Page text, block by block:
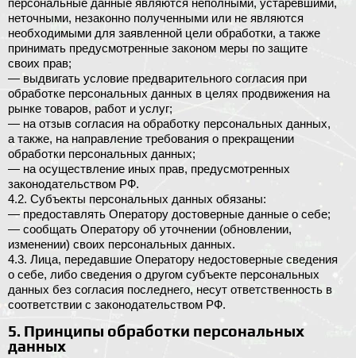
персональные данные являются неполными, устаревшими,
неточными, незаконно полученными или не являются
необходимыми для заявленной цели обработки, а также
принимать предусмотренные законом меры по защите
своих прав;
— выдвигать условие предварительного согласия при
обработке персональных данных в целях продвижения на
рынке товаров, работ и услуг;
— на отзыв согласия на обработку персональных данных,
а также, на направление требования о прекращении
обработки персональных данных;
— на осуществление иных прав, предусмотренных
законодательством РФ.
4.2. Субъекты персональных данных обязаны:
— предоставлять Оператору достоверные данные о себе;
— сообщать Оператору об уточнении (обновлении,
изменении) своих персональных данных.
4.3. Лица, передавшие Оператору недостоверные сведения
о себе, либо сведения о другом субъекте персональных
данных без согласия последнего, несут ответственность в
соответствии с законодательством РФ.
5. Принципы обработки персональных
данных